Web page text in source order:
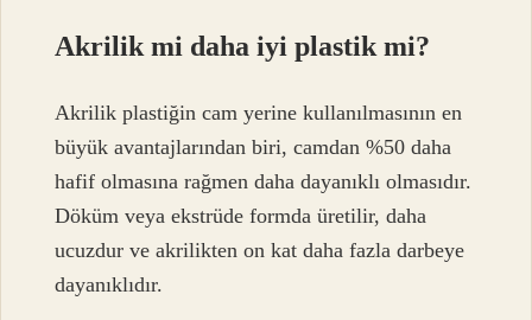
Akrilik mi daha iyi plastik mi?
Akrilik plastiğin cam yerine kullanılmasının en
büyük avantajlarından biri, camdan %50 daha
hafif olmasına rağmen daha dayanıklı olmasıdır.
Döküm veya ekstrüde formda üretilir, daha
ucuzdur ve akrilikten on kat daha fazla darbeye
dayanıklıdır.